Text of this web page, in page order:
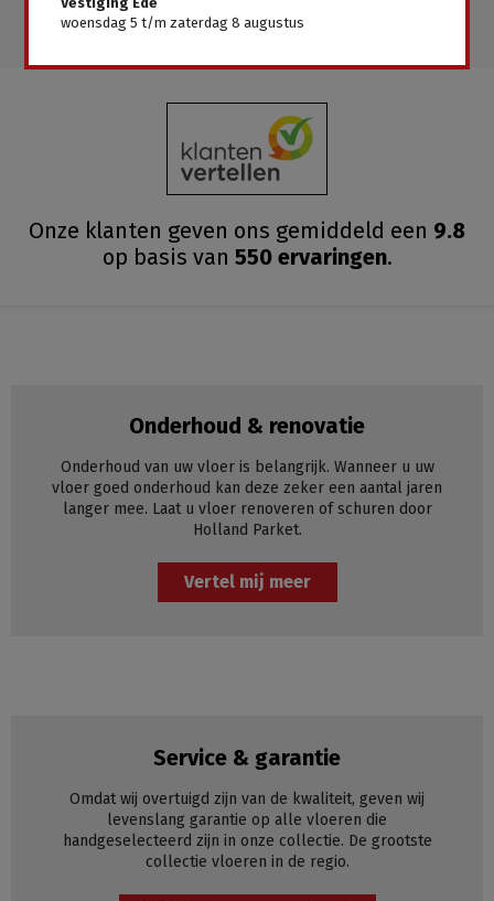
Onze klanten geven ons gemiddeld een 9.8
op basis van 550ervaringen.
Onderhoud & renovatie
Onderhoud van uw vloer is belangrijk. Wanneer u uw
vloer goed onderhoud kan deze zeker een aantal jaren
langer mee. Laat u vloer renoveren of schuren door
Holland Parket.
Vertel mij meer
Service & garantie
Omdat wij overtuigd zijn van de kwaliteit, geven wij
levenslang garantie op alle vloeren die
handgeselecteerd zijn in onze collectie. De grootste
collectie vloeren in de regio.
woensdag 5 t/m zaterdag 8 augustus